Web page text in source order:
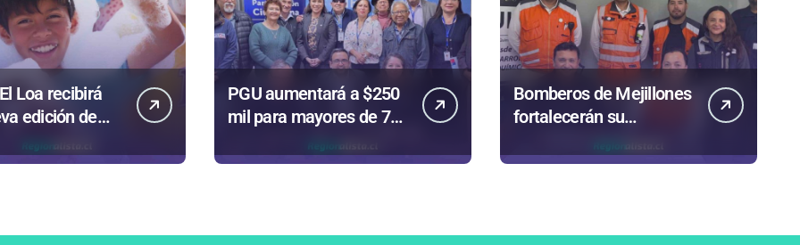
Loa recibirá
edición de
Niño
PGU aumentará a $250
mil para mayores de 75
reforma aprobada el
Bomberos de Mejillones
fortalecerán su
enfrentar emergencias